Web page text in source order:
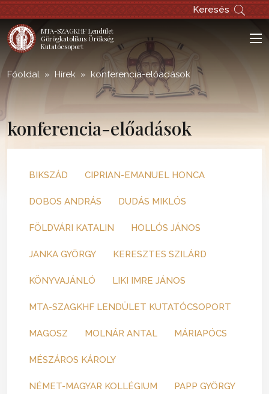
Keresés
MTA-SZAGKHF Lendület
Görögkatolikus Örökség
Kutatócsoport
Főoldal Hírek konferencia-előadások
konferencia-előadások
BIKSZÁD CIPRIAN-EMANUEL HONCA
DOBOS ANDRÁS DUDÁS MIKLÓS
FÖLDVÁRI KATALIN HOLLÓS JÁNOS
JANKA GYÖRGY KERESZTES SZILÁRD
KÖNYVAJÁNLÓ LIKI IMRE JÁNOS
MTA-SZAGKHF LENDÜLET KUTATÓCSOPORT
MAGOSZ MOLNÁR ANTAL MÁRIAPÓCS
MÉSZÁROS KÁROLY
NÉMET-MAGYAR KOLLÉGIUM PAPP GYÖRGY